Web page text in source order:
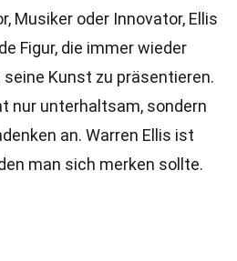
Musiker oder Innovator, Ellis
Figur, die immer wieder
Kunst zu präsentieren.
nur unterhaltsam, sondern
an. Warren Ellis ist
man sich merken sollte.